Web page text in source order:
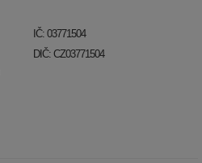
IČ: 03771504
DIČ: CZ03771504